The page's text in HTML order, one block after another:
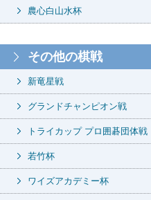
農心白山水杯
その他の棋戦
新竜星戦
グランドチャンピオン戦
トライカップ プロ囲碁団体戦
若竹杯
ワイズアカデミー杯